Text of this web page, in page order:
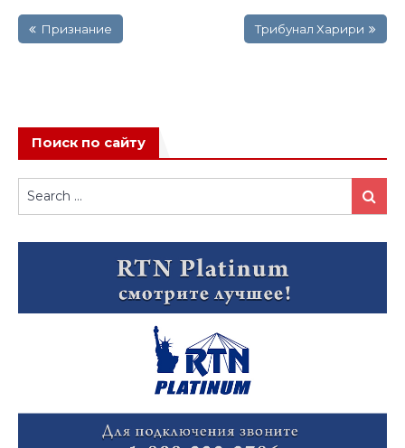
по Признание Трибунал Харири
Поиск по сайту
Search
for:
Search